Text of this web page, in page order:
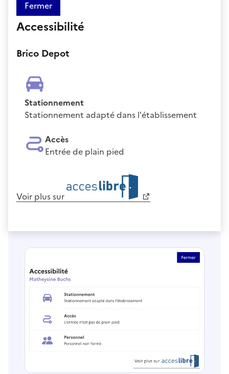
Fermer
Accessibilité
Brico Depot
Stationnement
Stationnement adapté dans l'établissement
Accès
Entrée de plain pied
Voir plus sur